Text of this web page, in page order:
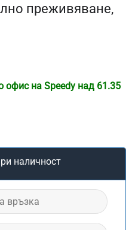
преживяване,
офис на Speedy над 61.35
наличност